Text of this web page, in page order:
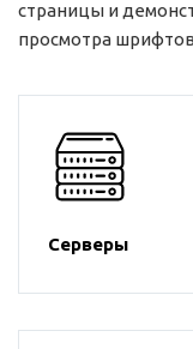
страницы и
просмотра
Серверы